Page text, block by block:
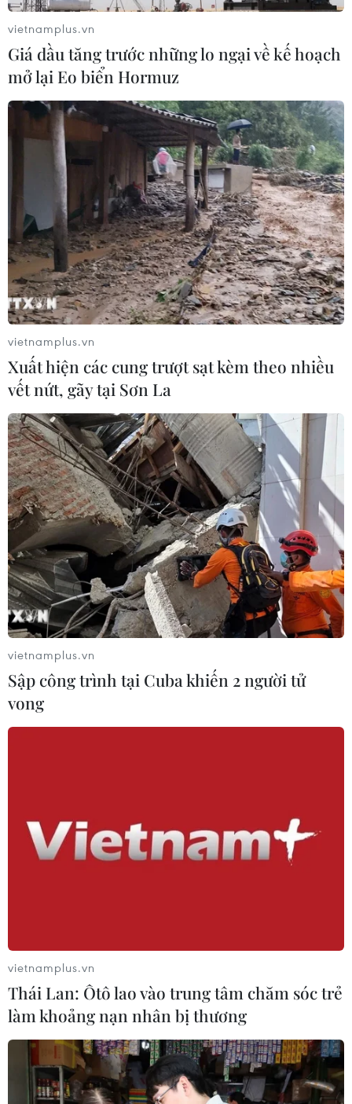
vietnamplus.vn
Giá dầu tăng trước những lo ngại về kế hoạch
mở lại Eo biển Hormuz
vietnamplus.vn
Xuất hiện các cung trượt sạt kèm theo nhiều
vết nứt, gãy tại Sơn La
vietnamplus.vn
Sập công trình tại Cuba khiến 2 người tử
vong
vietnamplus.vn
Thái Lan: Ôtô lao vào trung tâm chăm sóc trẻ
làm khoảng nạn nhân bị thương